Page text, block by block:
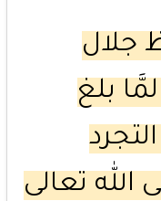
جلال
بلغ
الله تعالى